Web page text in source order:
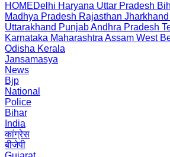
HOMEDelhi Haryana Uttar Pradesh
Madhya Pradesh Rajasthan Jharkhand
Uttarakhand PunjabAndhra Pradesh
Karnataka Maharashtra Assam West
Odisha Kerala
Jansamasya
News
Bjp
National
Police
Bihar
India
कांग्रेस
बीजेपी